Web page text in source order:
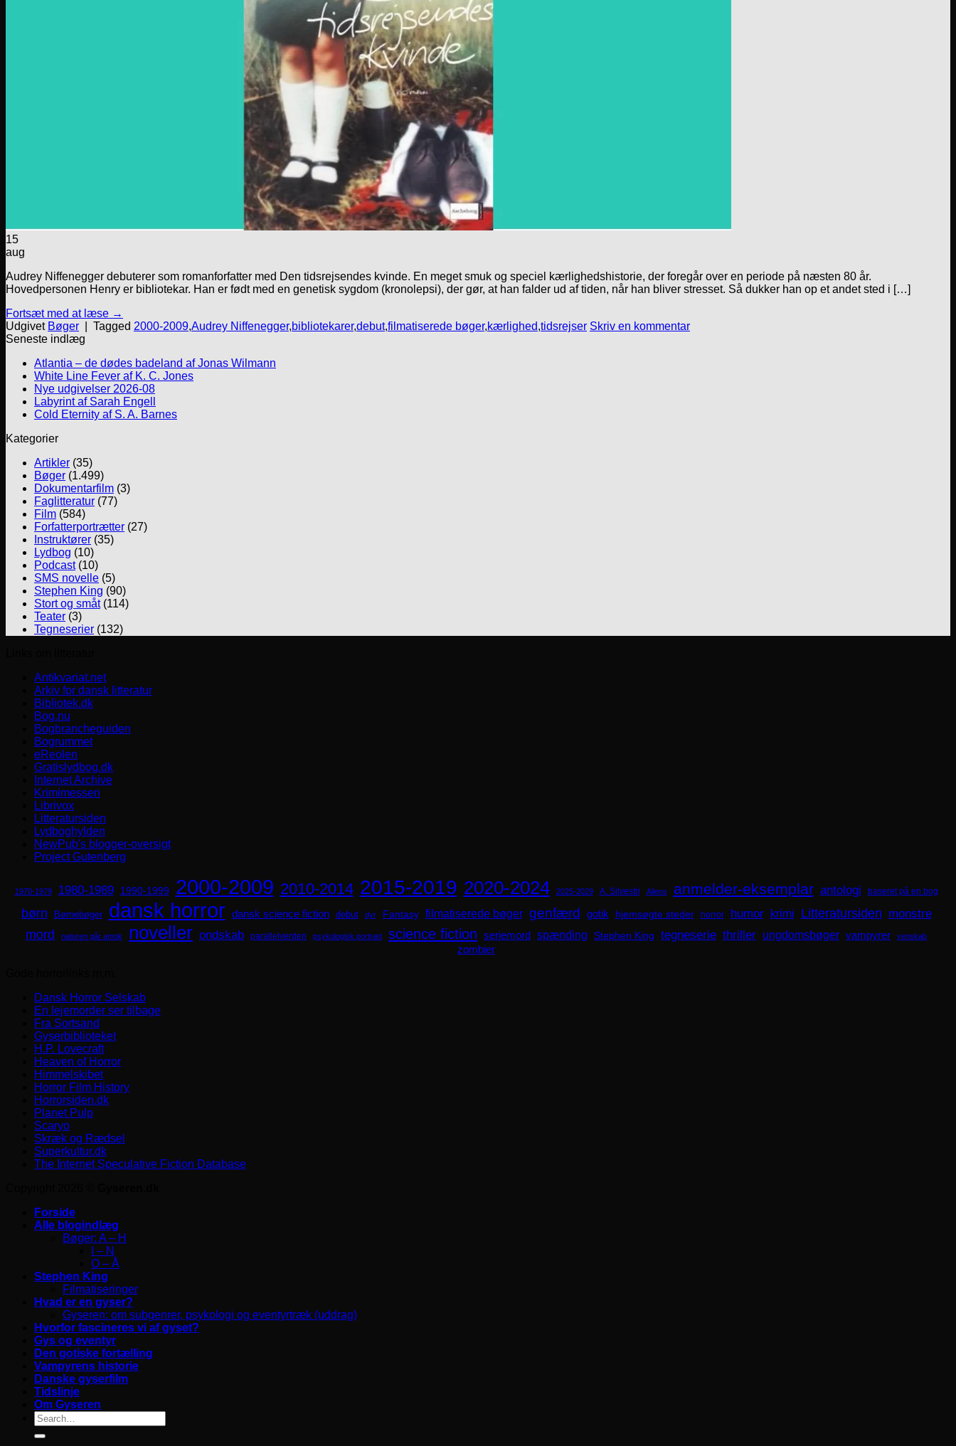
15
aug
Audrey Niffenegger debuterer som romanforfatter med Den tidsrejsendes kvinde. En meget smuk og speciel kærlighedshistorie, der foregår over en periode på næsten 80 år.
Hovedpersonen Henry er bibliotekar. Han er født med en genetisk sygdom (kronolepsi), der gør, at han falder ud af tiden, når han bliver stresset. Så dukker han op et andet sted i […]
Fortsæt med at læse →
Udgivet Bøger Tagged 2000-2009,Audrey Niffenegger,bibliotekarer,debut,filmatiserede bøger,kærlighed,tidsrejser Skriv en kommentar
Seneste indlæg
Atlantia – de dødes badeland af Jonas Wilmann
White Line Fever af K. C. Jones
Nye udgivelser 2026-08
Labyrint af Sarah Engell
Cold Eternity af S. A. Barnes
Kategorier
Artikler (35)
Bøger (1.499)
Dokumentarfilm (3)
Faglitteratur (77)
Film (584)
Forfatterportrætter (27)
Instruktører (35)
Lydbog (10)
Podcast(10)
SMS novelle (5)
Stephen King (90)
Stort og småt(114)
Teater (3)
Tegneserier (132)
Antikvariat.net
Arkiv for dansk litteratur
Bibliotek.dk
Bog.nu
Bogbrancheguiden
Bogrummet
eReolen
Gratislydbog.dk
Internet Archive
Krimimessen
Librivox
Litteratursiden
Lydboghylden
NewPub's blogger-oversigt
Project Gutenberg
1970-1979 1980-1989 1990-1999 2000-2009 2010-2014 2015-2019 2020-2024 2025-2029 A. Silvestri Aliens anmelder-eksemplar antologi baseret på en bog
børn Børnebøger dansk horror dansk science fiction debut dyr Fantasy filmatiserede bøger genfærd gotik hjemsøgte steder horror humor krimi Litteratursiden monstre
mord naturen går amok noveller ondskab parallelverden psykologisk portræt science fiction seriemord spænding Stephen King tegneserie thriller ungdomsbøger vampyrer venskab
zombier
Dansk Horror Selskab
En lejemorder ser tilbage
Fra Sortsand
Gyserbiblioteket
H.P. Lovecraft
Heaven of Horror
Himmelskibet
Horror Film History
Horrorsiden.dk
Planet Pulp
Scaryo
Skræk og Rædsel
Superkultur.dk
The Internet Speculative Fiction Database
Forside
Alle blogindlæg
Bøger: A – H
I – N
O – Å
Stephen King
Filmatiseringer
Hvad er en gyser?
Gyseren: om subgenrer, psykologi og eventyrtræk (uddrag)
Hvorfor fascineres vi af gyset?
Gys og eventyr
Den gotiske fortælling
Vampyrens historie
Danske gyserfilm
Tidslinje
Om Gyseren